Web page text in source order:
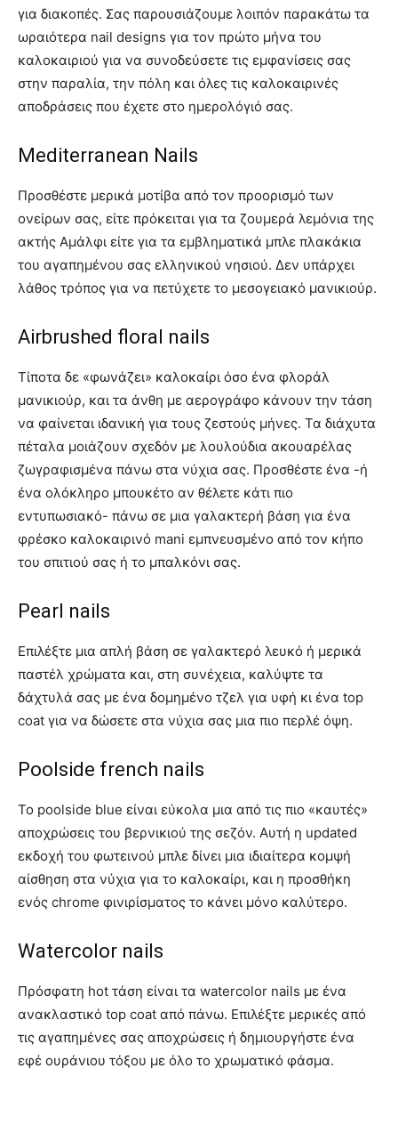
για διακοπές. Σας παρουσιάζουμε λοιπόν παρακάτω τα
ωραιότερα nail designs για τον πρώτο μήνα του
καλοκαιριού για να συνοδεύσετε τις εμφανίσεις σας
στην παραλία, την πόλη και όλες τις καλοκαιρινές
αποδράσεις που έχετε στο ημερολόγιό σας.
Mediterranean Nails
Προσθέστε μερικά μοτίβα από τον προορισμό των
ονείρων σας, είτε πρόκειται για τα ζουμερά λεμόνια της
ακτής Αμάλφι είτε για τα εμβληματικά μπλε πλακάκια
του αγαπημένου σας ελληνικού νησιού. Δεν υπάρχει
λάθος τρόπος για να πετύχετε το μεσογειακό μανικιούρ.
Airbrushed floral nails
Τίποτα δε «φωνάζει» καλοκαίρι όσο ένα φλοράλ
μανικιούρ, και τα άνθη με αερογράφο κάνουν την τάση
να φαίνεται ιδανική για τους ζεστούς μήνες. Τα διάχυτα
πέταλα μοιάζουν σχεδόν με λουλούδια ακουαρέλας
ζωγραφισμένα πάνω στα νύχια σας. Προσθέστε ένα -ή
ένα ολόκληρο μπουκέτο αν θέλετε κάτι πιο
εντυπωσιακό- πάνω σε μια γαλακτερή βάση για ένα
φρέσκο ​​καλοκαιρινό mani εμπνευσμένο από τον κήπο
του σπιτιού σας ή το μπαλκόνι σας.
Pearl nails
Επιλέξτε μια απλή βάση σε γαλακτερό λευκό ή μερικά
παστέλ χρώματα και, στη συνέχεια, καλύψτε τα
δάχτυλά σας με ένα δομημένο τζελ για υφή κι ένα top
coat για να δώσετε στα νύχια σας μια πιο περλέ όψη.
Poolside french nails
Το poolside blue είναι εύκολα μια από τις πιο «καυτές»
αποχρώσεις του βερνικιού της σεζόν. Αυτή η updated
εκδοχή του φωτεινού μπλε δίνει μια ιδιαίτερα κομψή
αίσθηση στα νύχια για το καλοκαίρι, και η προσθήκη
ενός chrome φινιρίσματος το κάνει μόνο καλύτερο.
Watercolor nails
Πρόσφατη hot τάση είναι τα watercolor nails με ένα
ανακλαστικό top coat από πάνω. Επιλέξτε μερικές από
τις αγαπημένες σας αποχρώσεις ή δημιουργήστε ένα
εφέ ουράνιου τόξου με όλο το χρωματικό φάσμα.